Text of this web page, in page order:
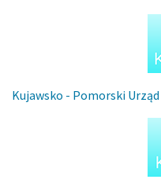
Kujawsko - Pomorski